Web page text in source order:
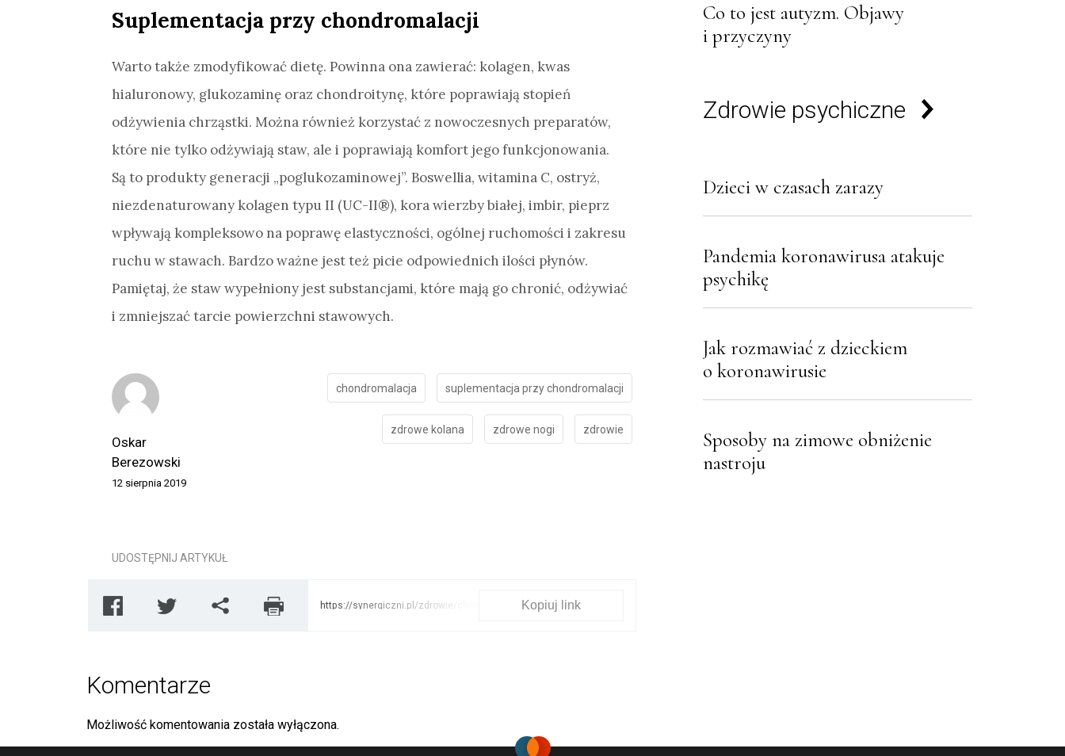
Suplementacja przy chondromalacji
Warto także zmodyfikować dietę. Powinna ona zawierać: kolagen, kwas
hialuronowy, glukozaminę oraz chondroitynę, które poprawiają stopień
odżywienia chrząstki. Można również korzystać z nowoczesnych preparatów,
które nie tylko odżywiają staw, ale i poprawiają komfort jego funkcjonowania.
Są to produkty generacji „poglukozaminowej”. Boswellia, witamina C, ostryż,
niezdenaturowany kolagen typu II (UC-II®), kora wierzby białej, imbir, pieprz
wpływają kompleksowo na poprawę elastyczności, ogólnej ruchomości i zakresu
ruchu w stawach. Bardzo ważne jest też picie odpowiednich ilości płynów.
Pamiętaj, że staw wypełniony jest substancjami, które mają go chronić, odżywiać
i zmniejszać tarcie powierzchni stawowych.
Oskar
Berezowski
12 sierpnia 2019
chondromalacja suplementacja przy chondromalacji
zdrowe kolana zdrowe nogi zdrowie
UDOSTĘPNIJ ARTYKUŁ
https://synergiczni.pl/zdrowie/chondromalacja-Kopiuj link
Komentarze
Możliwość komentowania została wyłączona.
Co to jest autyzm. Objawy
i przyczyny
Zdrowie psychiczne
Dzieci w czasach zarazy
Pandemia koronawirusa atakuje
psychikę
Jak rozmawiać z dzieckiem
o koronawirusie
Sposoby na zimowe obniżenie
nastroju